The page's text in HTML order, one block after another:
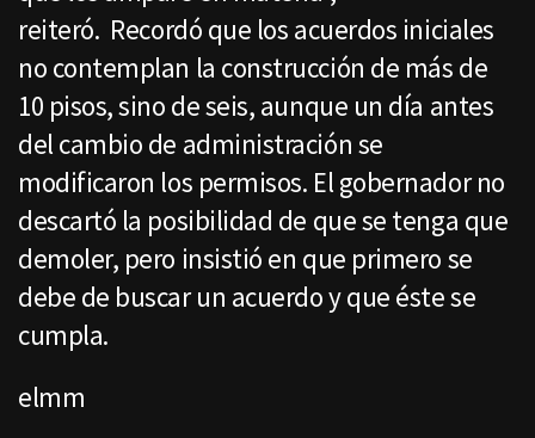
reiteró. Recordó que los acuerdos iniciales
no contemplan la construcción de más de
10 pisos, sino de seis, aunque un día antes
del cambio de administración se
modificaron los permisos. El gobernador no
descartó la posibilidad de que se tenga que
demoler, pero insistió en que primero se
debe de buscar un acuerdo y que éste se
cumpla.
elmm